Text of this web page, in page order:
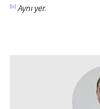
[ii] Aynı yer.